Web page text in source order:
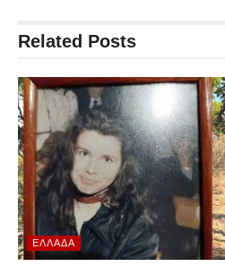
Related Posts
ΕΛΛΆΔΑ